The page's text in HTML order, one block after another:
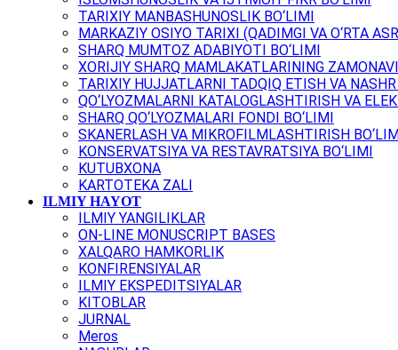
TARIXIY MANBASHUNOSLIK BO‘LIMI
MARKAZIY OSIYO TARIXI (QADIMGI VA O‘RTA
SHARQ MUMTOZ ADABIYOTI BO‘LIMI
XORIJIY SHARQ MAMLAKATLARINING
TARIXIY HUJJATLARNI TADQIQ ETISH VA
QO‘LYOZMALARNI KATALOGLASHTIRISH VA
SHARQ QO‘LYOZMALARI FONDI BO‘LIMI
SKANERLASH VA MIKROFILMLASHTIRISH
KONSERVATSIYA VA RESTAVRATSIYA BO‘LIMI
KUTUBXONA
KARTOTEKA ZALI
ILMIY HAYOT
ILMIY YANGILIKLAR
ON-LINE MONUSCRIPT BASES
XALQARO HAMKORLIK
KONFIRENSIYALAR
ILMIY EKSPEDITSIYALAR
KITOBLAR
JURNAL
Meros